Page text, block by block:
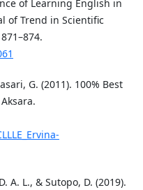
of Learning English in
of Trend in Scientific
G. (2011). 100% Best
A. L., & Sutopo, D. (2019).